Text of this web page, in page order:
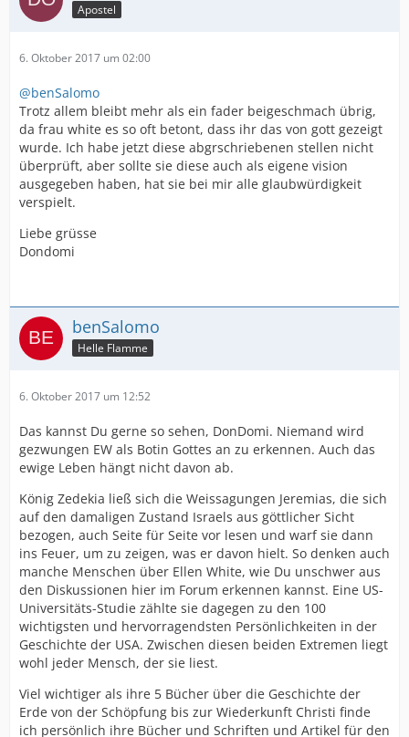
Apostel
6. Oktober 2017 um 02:00
@benSalomo
Trotz allem bleibt mehr als ein fader beigeschmach übrig,
da frau white es so oft betont, dass ihr das von gott gezeigt
wurde. Ich habe jetzt diese abgrschriebenen stellen nicht
überprüft, aber sollte sie diese auch als eigene vision
ausgegeben haben, hat sie bei mir alle glaubwürdigkeit
verspielt.
Liebe grüsse
Dondomi
benSalomo
Helle Flamme
6. Oktober 2017 um 12:52
Das kannst Du gerne so sehen, DonDomi. Niemand wird
gezwungen EW als Botin Gottes an zu erkennen. Auch das
ewige Leben hängt nicht davon ab.
König Zedekia ließ sich die Weissagungen Jeremias, die sich
auf den damaligen Zustand Israels aus göttlicher Sicht
bezogen, auch Seite für Seite vor lesen und warf sie dann
ins Feuer, um zu zeigen, was er davon hielt. So denken auch
manche Menschen über Ellen White, wie Du unschwer aus
den Diskussionen hier im Forum erkennen kannst. Eine US-
Universitäts-Studie zählte sie dagegen zu den 100
wichtigsten und hervorragendsten Persönlichkeiten in der
Geschichte der USA. Zwischen diesen beiden Extremen liegt
wohl jeder Mensch, der sie liest.
Viel wichtiger als ihre 5 Bücher über die Geschichte der
Erde von der Schöpfung bis zur Wiederkunft Christi finde
ich persönlich ihre Bücher und Schriften und Artikel für den